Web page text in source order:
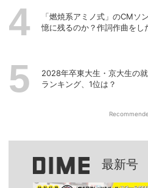
「燃焼系アミノ式」のCMソ
憶に残るのか？作詞作曲をし
2028年卒東大生・京大生の
ランキング、1位は？
最新号